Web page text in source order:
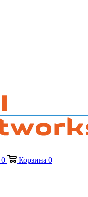
0 Корзина 0